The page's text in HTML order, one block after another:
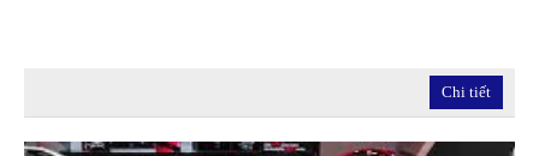
Chi tiết